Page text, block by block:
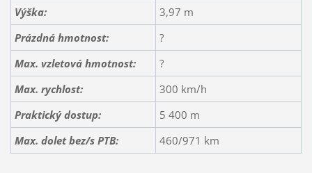
Výška:
3,97 m
Prázdná hmotnost:
?
Max. vzletová hmotnost:
?
Max. rychlost:
300 km/h
Praktický dostup:
5 400 m
Max. dolet bez/s PTB:
460/971 km